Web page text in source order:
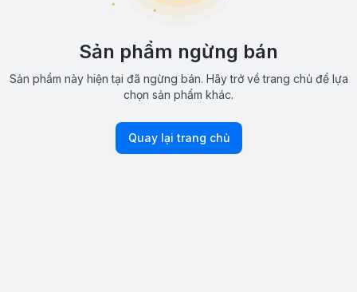
Sản phẩm ngừng bán
Sản phẩm này hiện tại đã ngừng bán. Hãy trở về trang chủ để lựa
chọn sản phẩm khác.
Quay lại trang chủ